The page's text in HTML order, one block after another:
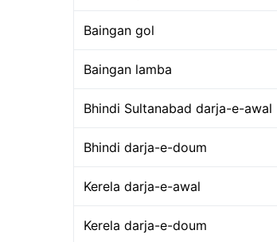
Baingan gol
Baingan lamba
Bhindi Sultanabad darja-e-awal
Bhindi darja-e-doum
Kerela darja-e-awal
Kerela darja-e-doum